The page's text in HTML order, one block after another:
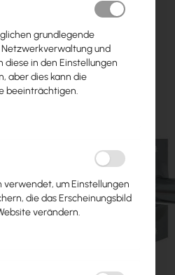
Ende
Bildgalerie
springen
grundlegende
und
in den Einstellungen
aber dies kann die
beeinträchtigen.
um Einstellungen
die das Erscheinungsbild
verändern.